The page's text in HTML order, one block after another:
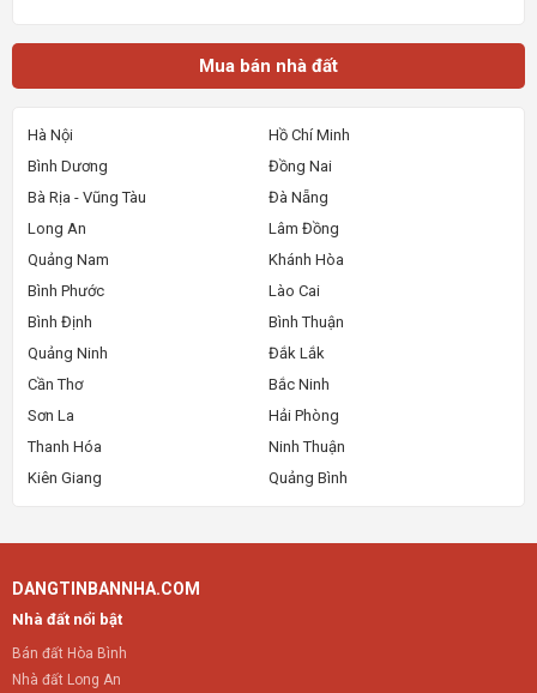
Mua bán nhà đất
Hà Nội
Hồ Chí Minh
Bình Dương
Đồng Nai
Bà Rịa - Vũng Tàu
Đà Nẵng
Long An
Lâm Đồng
Quảng Nam
Khánh Hòa
Bình Phước
Lào Cai
Bình Định
Bình Thuận
Quảng Ninh
Đắk Lắk
Cần Thơ
Bắc Ninh
Sơn La
Hải Phòng
Thanh Hóa
Ninh Thuận
Kiên Giang
Quảng Bình
DANGTINBANNHA.COM
Nhà đất nổi bật
Bán đất Hòa Bình
Nhà đất Long An